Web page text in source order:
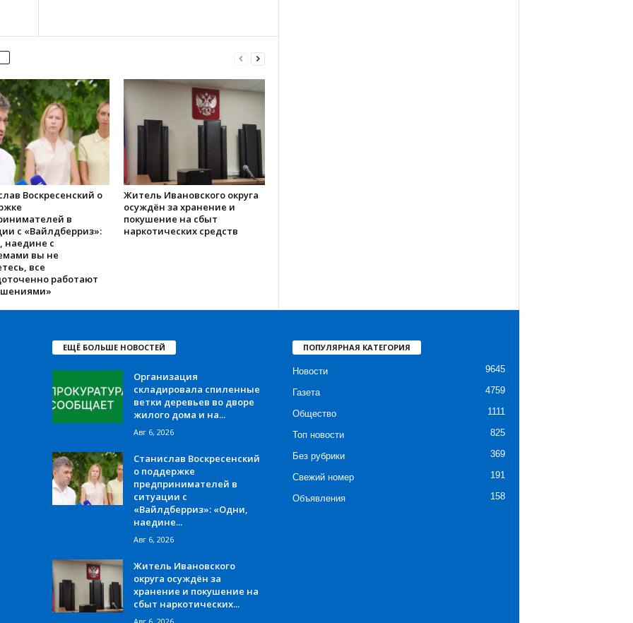
Воскресенский о
в
с «Вайлдберриз»:
наедине с
вы не
все
работают
Житель Ивановского округа
осуждён за хранение и
покушение на сбыт
наркотических средств
ЕЩЁ БОЛЬШЕ НОВОСТЕЙ
Организация
складировала спиленные
ветки деревьев во дворе
жилого дома и на...
Авг 6, 2026
Станислав Воскресенский
о поддержке
предпринимателей в
ситуации с
«Вайлдберриз»: «Одни,
наедине...
Авг 6, 2026
Житель Ивановского
округа осуждён за
хранение и покушение на
сбыт наркотических...
ПОПУЛЯРНАЯ КАТЕГОРИЯ
Новости 9645
Газета 4759
Общество 1111
Топ новости 825
Без рубрики 369
Свежий номер 191
Объявления 158